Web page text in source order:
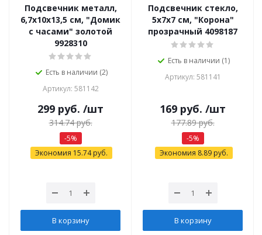
Подсвечник металл,
6,7х10х13,5 см, "Домик
с часами" золотой
9928310
Есть в наличии (2)
Артикул: 581142
299 руб. /шт
314.74руб.
-5%
Экономия 15.74руб.
В корзину
Подсвечник стекло,
5х7х7 см, "Корона"
прозрачный 4098187
Есть в наличии (1)
Артикул: 581141
169 руб. /шт
177.89руб.
-5%
Экономия 8.89руб.
В корзину